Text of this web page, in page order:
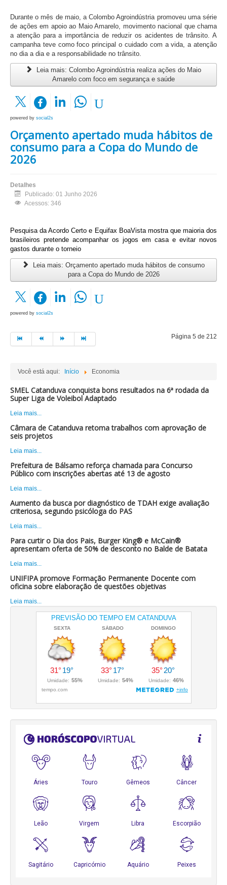
Durante o mês de maio, a Colombo Agroindústria promoveu uma série
de ações em apoio ao Maio Amarelo, movimento nacional que chama
a atenção para a importância de reduzir os acidentes de trânsito. A
campanha teve como foco principal o cuidado com a vida, a atenção
no dia a dia e a responsabilidade no trânsito.
Leia mais: Colombo Agroindústria realiza ações do Maio
Amarelo com foco em segurança e saúde
powered by social2s
Orçamento apertado muda hábitos de
consumo para a Copa do Mundo de
2026
Detalhes
Publicado: 01 Junho 2026
Acessos: 346
Pesquisa da Acordo Certo e Equifax BoaVista mostra que maioria dos
brasileiros pretende acompanhar os jogos em casa e evitar novos
gastos durante o torneio
Leia mais: Orçamento apertado muda hábitos de consumo
para a Copa do Mundo de 2026
powered by social2s
Página 5 de 212
Você está aqui: Início Economia
SMEL Catanduva conquista bons resultados na 6ª rodada da
Super Liga de Voleibol Adaptado
Leia mais...
Câmara de Catanduva retoma trabalhos com aprovação de
seis projetos
Leia mais...
Prefeitura de Bálsamo reforça chamada para Concurso
Público com inscrições abertas até 13 de agosto
Leia mais...
Aumento da busca por diagnóstico de TDAH exige avaliação
criteriosa, segundo psicóloga do PAS
Leia mais...
Para curtir o Dia dos Pais, Burger King® e McCain®
apresentam oferta de 50% de desconto no Balde de Batata
Leia mais...
UNIFIPA promove Formação Permanente Docente com
oficina sobre elaboração de questões objetivas
Leia mais...